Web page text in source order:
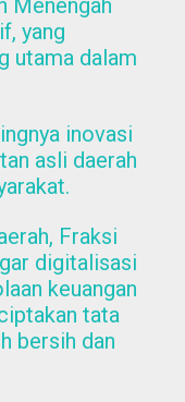
Menengah
yang
utama dalam
inovasi
asli daerah
Fraksi
digitalisasi
keuangan
tata
bersih dan